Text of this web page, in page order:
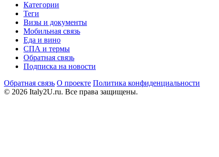
Категории
Теги
Визы и документы
Мобильная связь
Еда и вино
СПА и термы
Обратная связь
Подписка на новости
Обратная связь О проекте Политика конфиденциальности
© 2026 Italy2U.ru. Все права защищены.